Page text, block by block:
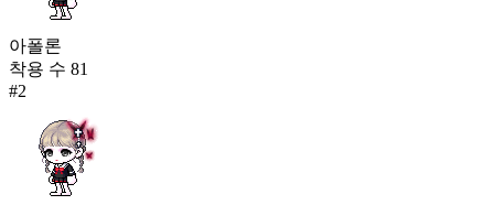
아폴론
착용 수 81
#2